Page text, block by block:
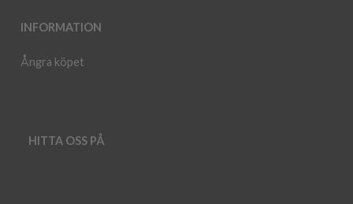
INFORMATION
Ångra köpet
HITTA OSS PÅ